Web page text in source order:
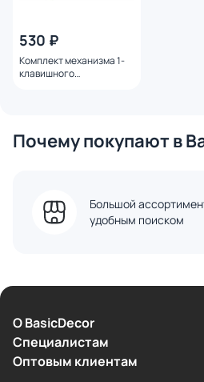
530 ₽
Комплект механизма 1-
клавишного
Почему покупают в
Большой
удобным поиском
О BasicDecor
Cпециалистам
Оптовым клиентам